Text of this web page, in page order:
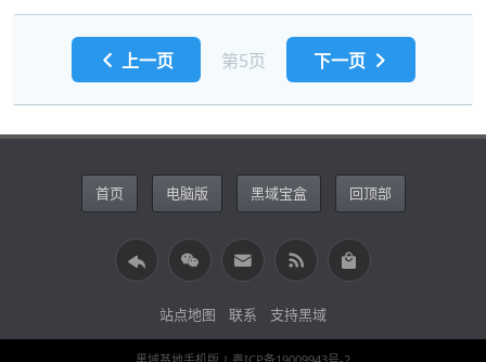
上一页 第5页 下一页
首页 电脑版 黑域宝盒 回顶部
站点地图 联系 支持黑域